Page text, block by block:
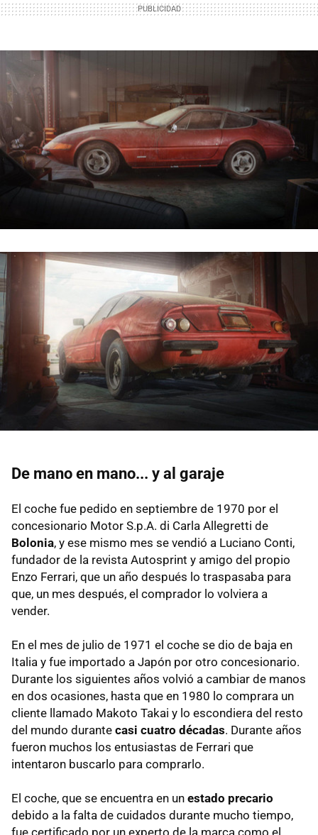
De mano en mano... y al garaje
El coche fue pedido en septiembre de 1970 por el
concesionario Motor S.p.A. di Carla Allegretti de
Bolonia, y ese mismo mes se vendió a Luciano Conti,
fundador de la revista Autosprint y amigo del propio
Enzo Ferrari, que un año después lo traspasaba para
que, un mes después, el comprador lo volviera a
vender.
En el mes de julio de 1971 el coche se dio de baja en
Italia y fue importado a Japón por otro concesionario.
Durante los siguientes años volvió a cambiar de manos
en dos ocasiones, hasta que en 1980 lo comprara un
cliente llamado Makoto Takai y lo escondiera del resto
del mundo durante casi cuatro décadas. Durante años
fueron muchos los entusiastas de Ferrari que
intentaron buscarlo para comprarlo.
El coche, que se encuentra en un estado precario
debido a la falta de cuidados durante mucho tiempo,
fue certificado por un experto de la marca como el